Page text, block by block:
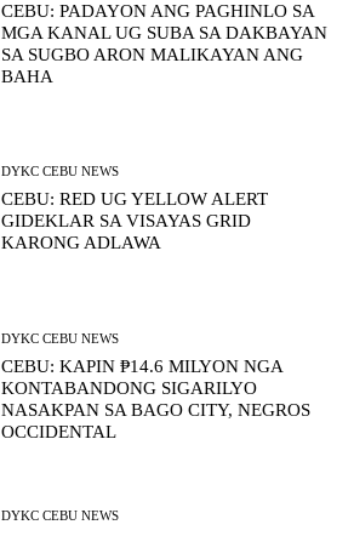
CEBU: PADAYON ANG PAGHINLO SA
MGA KANAL UG SUBA SA DAKBAYAN
SA SUGBO ARON MALIKAYAN ANG
BAHA
DYKC CEBU NEWS
CEBU: RED UG YELLOW ALERT
GIDEKLAR SA VISAYAS GRID
KARONG ADLAWA
DYKC CEBU NEWS
CEBU: KAPIN ₱14.6 MILYON NGA
KONTABANDONG SIGARILYO
NASAKPAN SA BAGO CITY, NEGROS
OCCIDENTAL
DYKC CEBU NEWS